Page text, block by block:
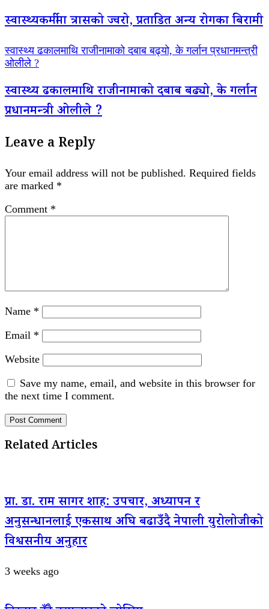
स्वास्थ्यकर्मीमा त्रासको ज्वरो, प्रताडित अन्य रोगका बिरामी
स्वास्थ्य ढकालमाथि राजीनामाको दबाब बढ्यो, के गर्लान प्रधानमन्त्री
ओलीले ?
स्वास्थ्य ढकालमाथि राजीनामाको दबाब बढ्यो, के गर्लान
प्रधानमन्त्री ओलीले ?
Leave a Reply
Your email address will not be published. Required fields
are marked *
Comment *
Name *
Email *
Website
Save my name, email, and website in this browser for
the next time I comment.
Related Articles
प्रा. डा. राम सागर शाह: उपचार, अध्यापन र
अनुसन्धानलाई एकसाथ अघि बढाउँदै नेपाली युरोलोजीको
विश्वसनीय अनुहार
3 weeks ago